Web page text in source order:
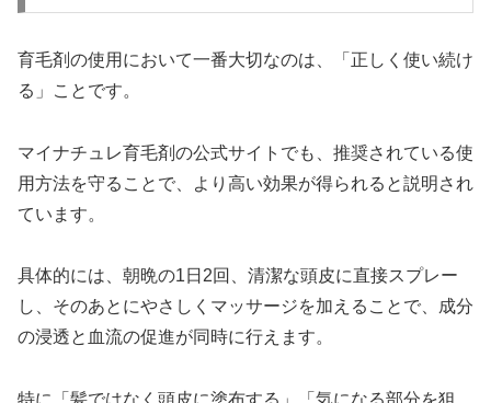
育毛剤の使用において一番大切なのは、「正しく使い続け
る」ことです。
マイナチュレ育毛剤の公式サイトでも、推奨されている使
用方法を守ることで、より高い効果が得られると説明され
ています。
具体的には、朝晩の1日2回、清潔な頭皮に直接スプレー
し、そのあとにやさしくマッサージを加えることで、成分
の浸透と血流の促進が同時に行えます。